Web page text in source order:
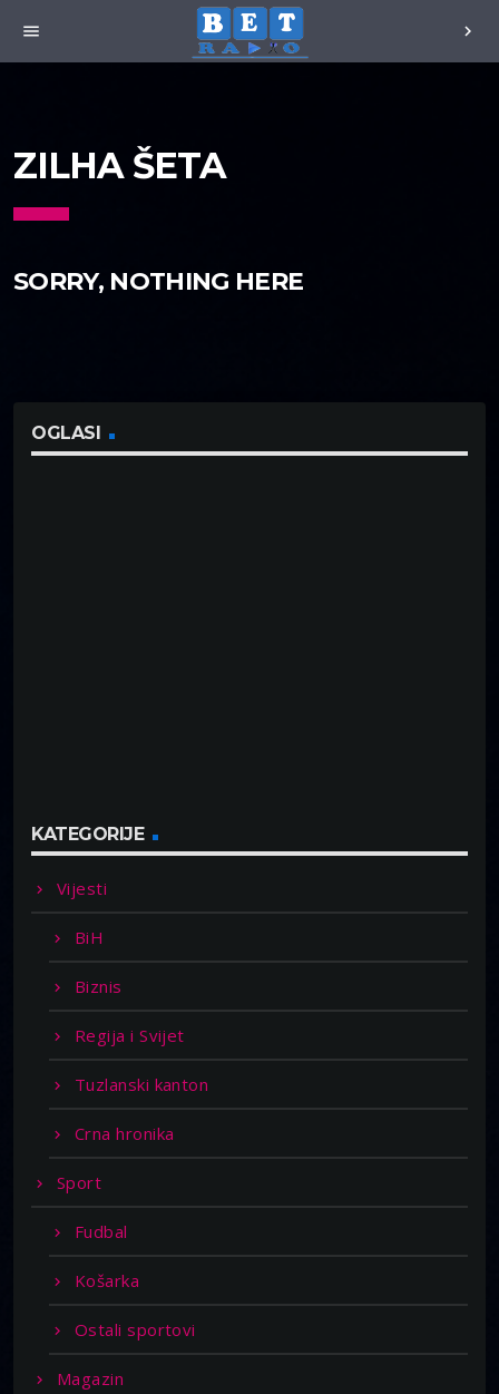
menu chevron_right
ZILHA ŠETA
SORRY, NOTHING HERE
OGLASI
KATEGORIJE
Vijesti
BiH
Biznis
Regija i Svijet
Tuzlanski kanton
Crna hronika
Sport
Fudbal
Košarka
Ostali sportovi
Magazin